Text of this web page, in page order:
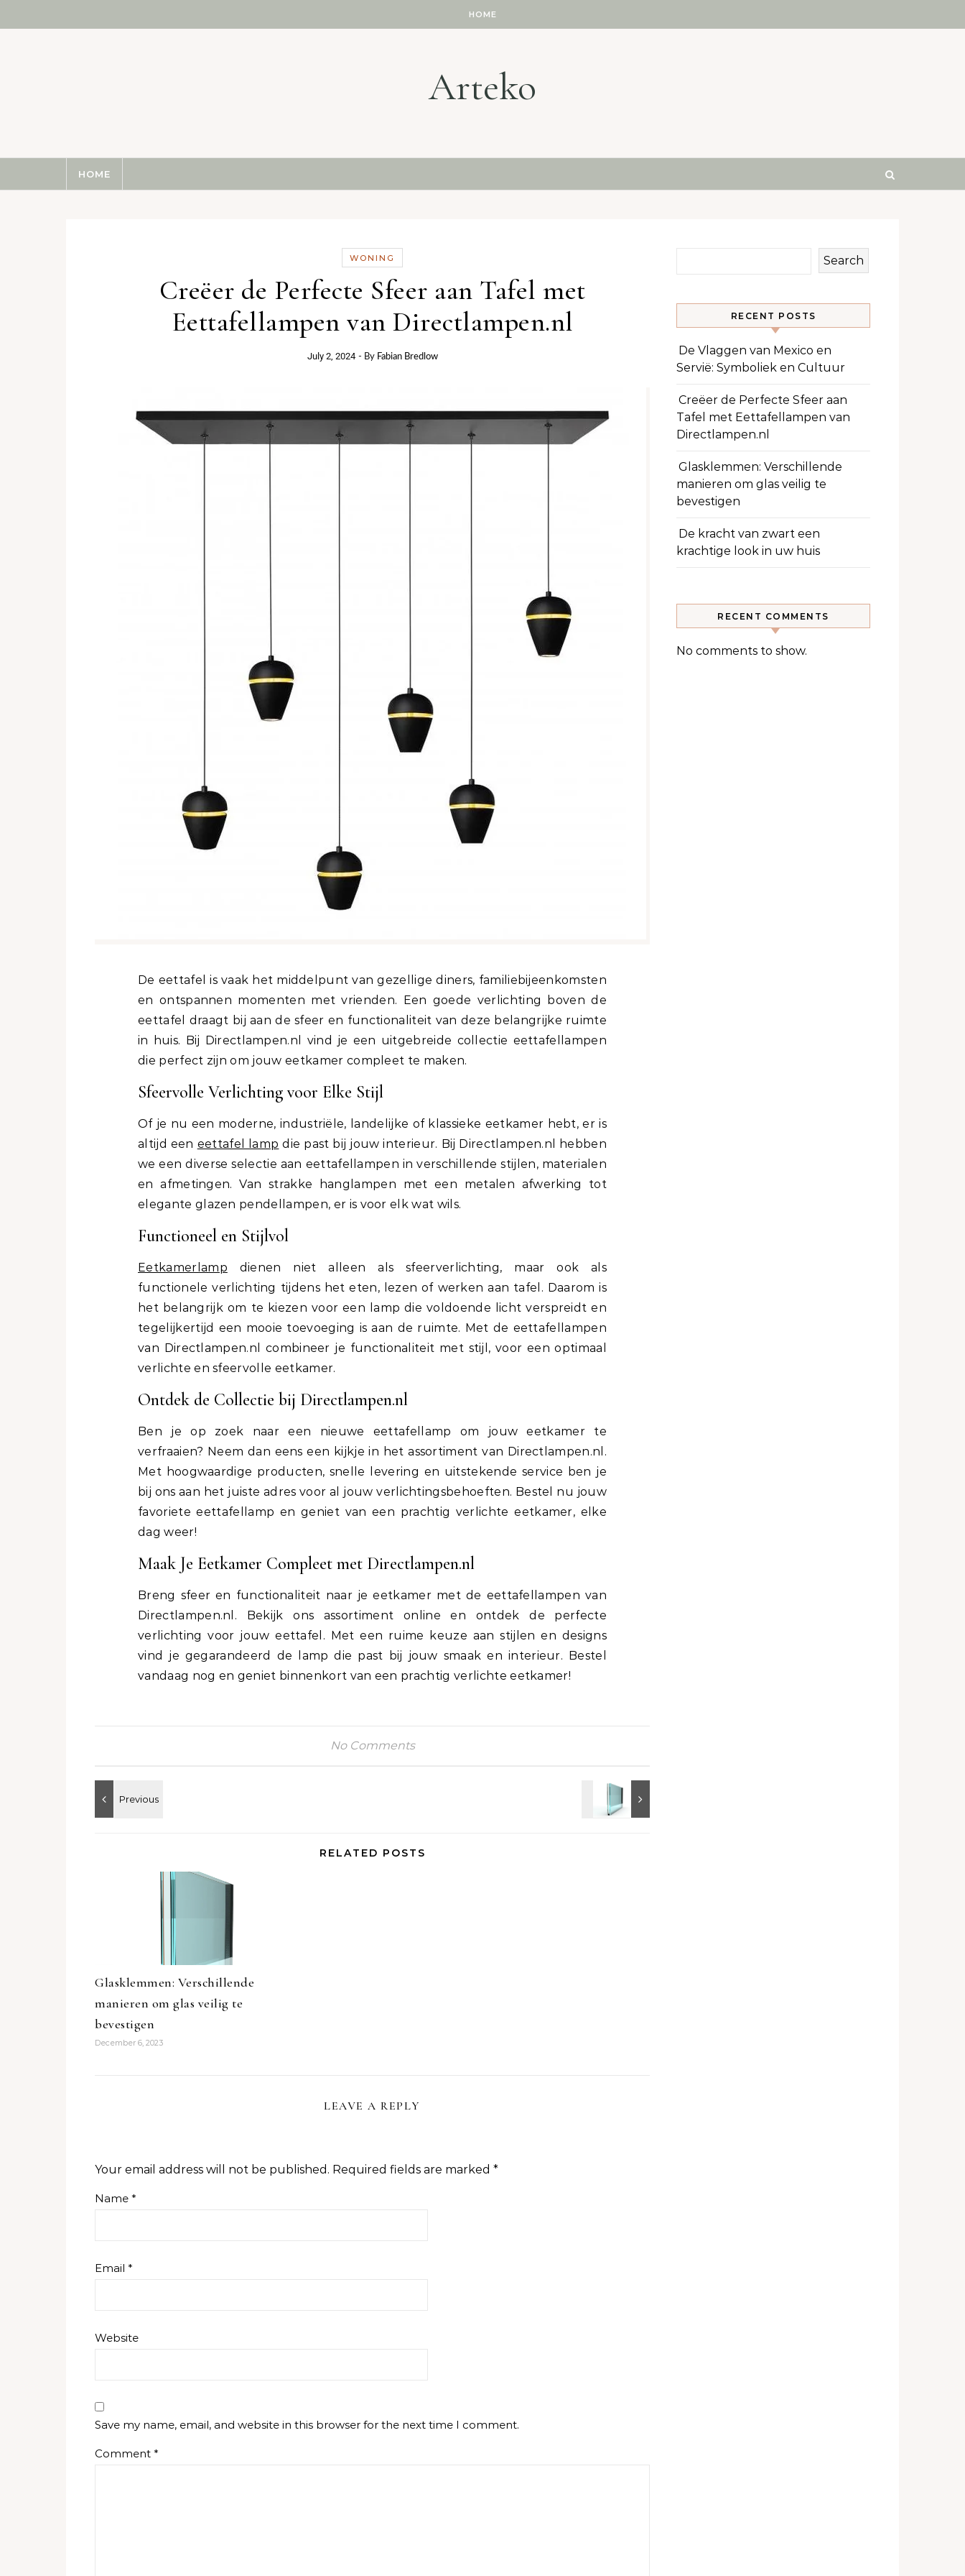
HOME
Arteko
HOME
WONING
Creëer de Perfecte Sfeer aan Tafel met
Eettafellampen van Directlampen.nl
July 2, 2024 - By Fabian Bredlow
De eettafel is vaak het middelpunt van gezellige diners, familiebijeenkomsten
en ontspannen momenten met vrienden. Een goede verlichting boven de
eettafel draagt bij aan de sfeer en functionaliteit van deze belangrijke ruimte
in huis. Bij Directlampen.nl vind je een uitgebreide collectie eettafellampen
die perfect zijn om jouw eetkamer compleet te maken.
Sfeervolle Verlichting voor Elke Stijl
Of je nu een moderne, industriële, landelijke of klassieke eetkamer hebt, er is
altijd een eettafel lamp die past bij jouw interieur. Bij Directlampen.nl hebben
we een diverse selectie aan eettafellampen in verschillende stijlen, materialen
en afmetingen. Van strakke hanglampen met een metalen afwerking tot
elegante glazen pendellampen, er is voor elk wat wils.
Functioneel en Stijlvol
Eetkamerlamp dienen niet alleen als sfeerverlichting, maar ook als
functionele verlichting tijdens het eten, lezen of werken aan tafel. Daarom is
het belangrijk om te kiezen voor een lamp die voldoende licht verspreidt en
tegelijkertijd een mooie toevoeging is aan de ruimte. Met de eettafellampen
van Directlampen.nl combineer je functionaliteit met stijl, voor een optimaal
verlichte en sfeervolle eetkamer.
Ontdek de Collectie bij Directlampen.nl
Ben je op zoek naar een nieuwe eettafellamp om jouw eetkamer te
verfraaien? Neem dan eens een kijkje in het assortiment van Directlampen.nl.
Met hoogwaardige producten, snelle levering en uitstekende service ben je
bij ons aan het juiste adres voor al jouw verlichtingsbehoeften. Bestel nu jouw
favoriete eettafellamp en geniet van een prachtig verlichte eetkamer, elke
dag weer!
Maak Je Eetkamer Compleet met Directlampen.nl
Breng sfeer en functionaliteit naar je eetkamer met de eettafellampen van
Directlampen.nl. Bekijk ons assortiment online en ontdek de perfecte
verlichting voor jouw eettafel. Met een ruime keuze aan stijlen en designs
vind je gegarandeerd de lamp die past bij jouw smaak en interieur. Bestel
vandaag nog en geniet binnenkort van een prachtig verlichte eetkamer!
No Comments
RELATED POSTS
Glasklemmen: Verschillende
manieren om glas veilig te
bevestigen
December 6, 2023
LEAVE A REPLY
Your email address will not be published. Required fields are marked *
Name *
Email *
Website
Save my name, email, and website in this browser for the next time I comment.
Comment *
Search
RECENT POSTS
De Vlaggen van Mexico en
Servië: Symboliek en Cultuur
Creëer de Perfecte Sfeer aan
Tafel met Eettafellampen van
Directlampen.nl
Glasklemmen: Verschillende
manieren om glas veilig te
bevestigen
De kracht van zwart een
krachtige look in uw huis
RECENT COMMENTS
No comments to show.